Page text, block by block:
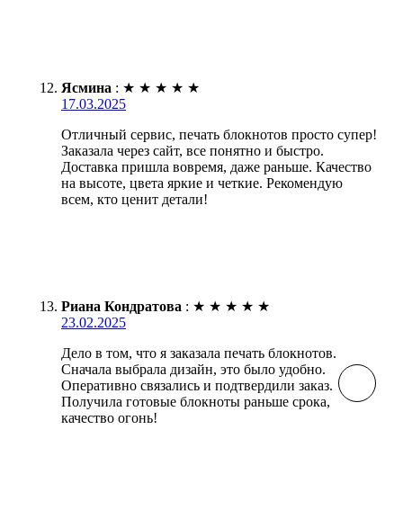
Ясмина : ★ ★ ★ ★ ★
17.03.2025
Отличный сервис, печать блокнотов просто супер!
Заказала через сайт, все понятно и быстро.
Доставка пришла вовремя, даже раньше. Качество
на высоте, цвета яркие и четкие. Рекомендую
всем, кто ценит детали!
Риана Кондратова : ★ ★ ★ ★ ★
23.02.2025
Дело в том, что я заказала печать блокнотов.
Сначала выбрала дизайн, это было удобно.
Оперативно связались и подтвердили заказ.
Получила готовые блокноты раньше срока,
качество огонь!